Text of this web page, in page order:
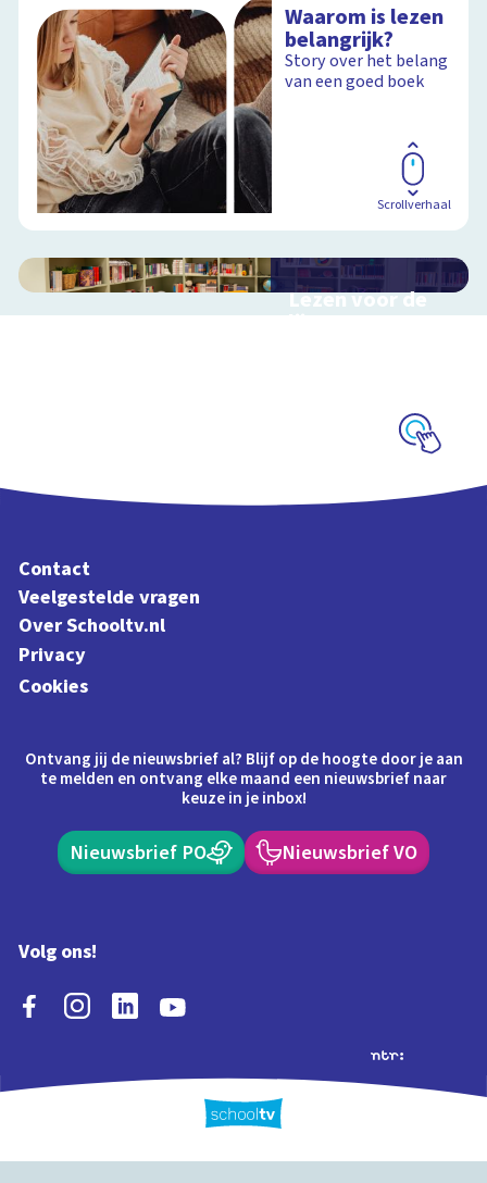
Waarom is lezen
belangrijk?
Story over het belang
van een goed boek
Scrollverhaal
Lezen voor de
lijst
Contact
Veelgestelde vragen
Over Schooltv.nl
Privacy
Cookies
Ontvang jij de nieuwsbrief al? Blijf op de hoogte door je aan
te melden en ontvang elke maand een nieuwsbrief naar
keuze in je inbox!
Nieuwsbrief PO Nieuwsbrief VO
Volg ons!